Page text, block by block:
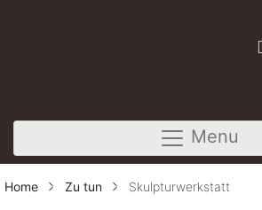
Menu
Home Zu tun Skulpturwerkstatt